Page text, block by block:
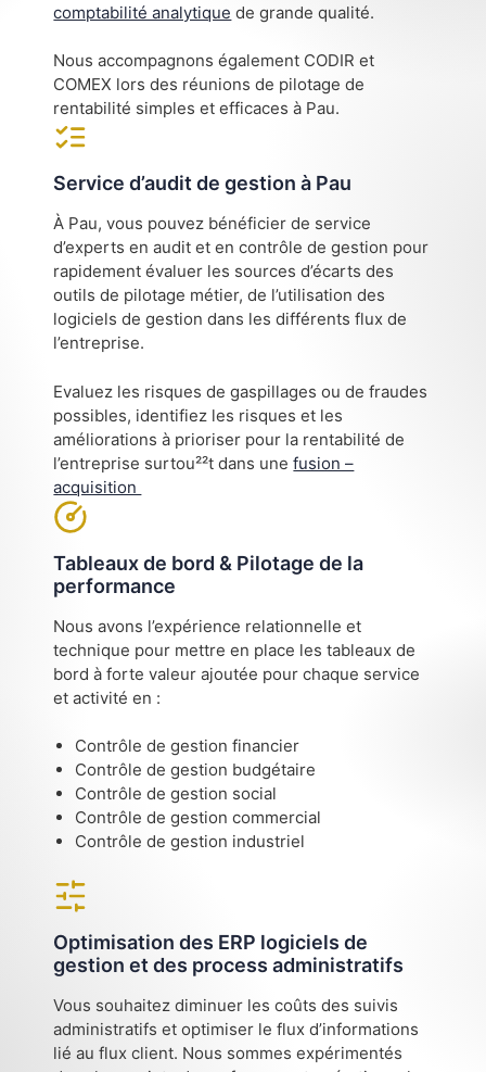
comptabilité analytique de grande qualité.
Nous accompagnons également CODIR et
COMEX lors des réunions de pilotage de
rentabilité simples et efficaces à Pau.
Service d’audit de gestion à Pau
À Pau, vous pouvez bénéficier de service
d’experts en audit et en contrôle de gestion pour
rapidement évaluer les sources d’écarts des
outils de pilotage métier, de l’utilisation des
logiciels de gestion dans les différents flux de
l’entreprise.
Evaluez les risques de gaspillages ou de fraudes
possibles, identifiez les risques et les
améliorations à prioriser pour la rentabilité de
l’entreprise surtou²²t dans unefusion –
acquisition
Tableaux de bord & Pilotage de la
performance
Nous avons l’expérience relationnelle et
technique pour mettre en place les tableaux de
bord à forte valeur ajoutée pour chaque service
et activité en :
Contrôle de gestion financier
Contrôle de gestion budgétaire
Contrôle de gestion social
Contrôle de gestion commercial
Contrôle de gestion industriel
Optimisation des ERP logiciels de
gestion et des process administratifs
Vous souhaitez diminuer les coûts des suivis
administratifs et optimiser le flux d’informations
lié au flux client. Nous sommes expérimentés